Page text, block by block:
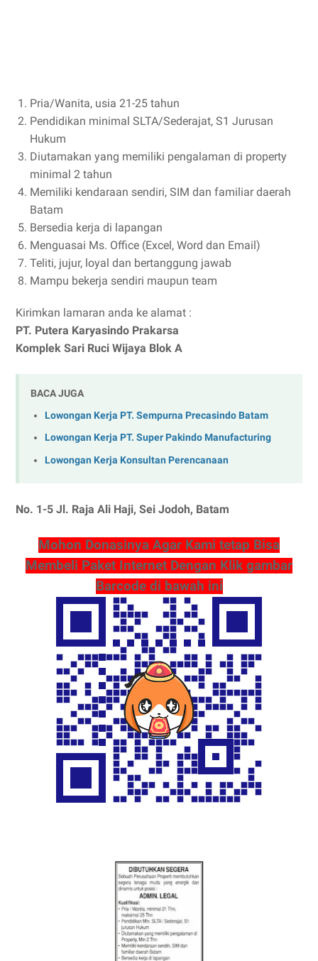
Pria/Wanita, usia 21-25 tahun
Pendidikan minimal SLTA/Sederajat, S1 Jurusan
Hukum
Diutamakan yang memiliki pengalaman di property
minimal 2 tahun
Memiliki kendaraan sendiri, SIM dan familiar daerah
Batam
Bersedia kerja di lapangan
Menguasai Ms. Office (Excel, Word dan Email)
Teliti, jujur, loyal dan bertanggung jawab
Mampu bekerja sendiri maupun team
Kirimkan lamaran anda ke alamat :
PT. Putera Karyasindo Prakarsa
Komplek Sari Ruci Wijaya Blok A
BACA JUGA
Lowongan Kerja PT. Sempurna Precasindo Batam
Lowongan Kerja PT. Super Pakindo Manufacturing
Lowongan Kerja Konsultan Perencanaan
No. 1-5 Jl. Raja Ali Haji, Sei Jodoh, Batam
Mohon Donasinya Agar Kami tetap Bisa
Membeli Paket Internet Dengan Klik gambar
Barcode di bawah ini